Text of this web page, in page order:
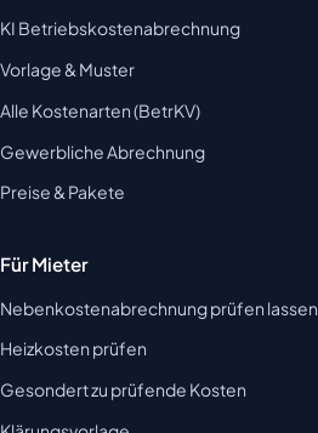
KI Betriebskostenabrechnung
Vorlage & Muster
Alle Kostenarten (BetrKV)
Gewerbliche Abrechnung
Preise & Pakete
Für Mieter
Nebenkostenabrechnung prüfen lassen
Heizkosten prüfen
Gesondert zu prüfende Kosten